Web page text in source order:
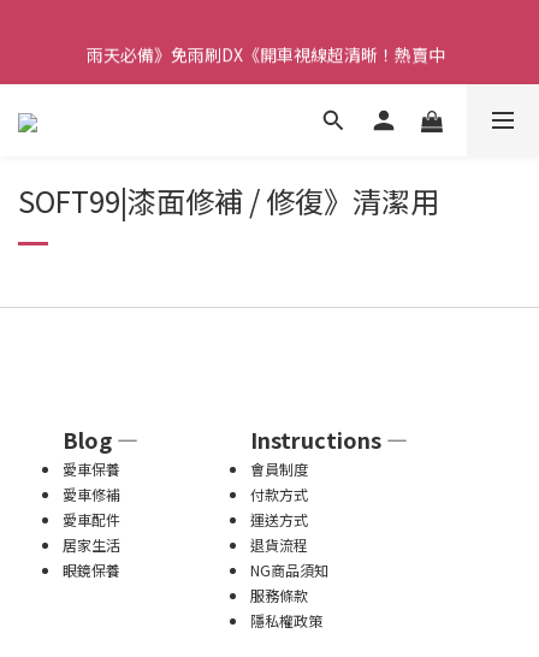
聯絡我們確認。
雨天必備》免雨刷DX《開車視線超清晰！熱賣中
【重要】本公司不會在假日、非上班時段以電話連絡，若有疑慮請
SOFT99|漆面修補 / 修復》清潔用
Blog — Instructions —
愛車保養
會員制度
愛車修補
付款方式
愛車配件
運送方式
居家生活
退貨流程
眼鏡保養
NG商品須知
服務條款
隱私權政策